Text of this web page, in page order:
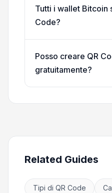
Tutti i wallet Bitcoin
Code?
Posso creare QR
gratuitamente?
Related Guides
Tipi di QR Code